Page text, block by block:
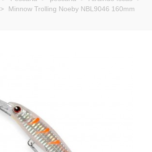
>
Minnow Trolling Noeby NBL9046 160mm